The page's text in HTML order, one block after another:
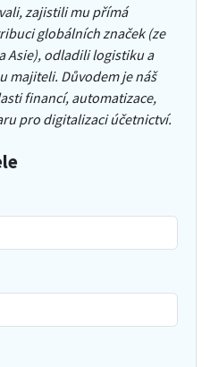
zajistili mu přímá
globálních značek (ze
Asie), odladili logistiku a
majiteli. Důvodem je náš
financí, automatizace,
pro digitalizaci účetnictví.